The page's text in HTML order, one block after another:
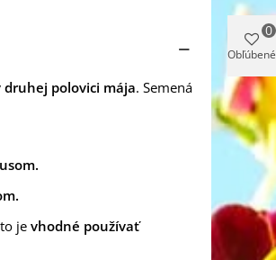
druhej polovici mája. Semená
jevhodné používať
Obľúbené
0